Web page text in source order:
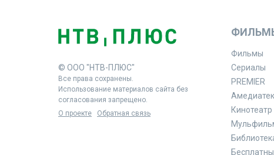
© ООО "НТВ-ПЛЮС"
Все права сохранены.
Использование материалов сайта без
согласования запрещено.
О проекте
Обратная связь
Фильмы
Сериалы
PREMIER
Кинотеатр